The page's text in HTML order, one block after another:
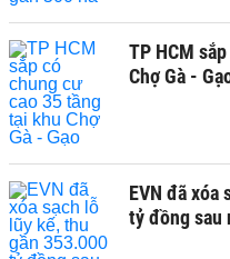
TP HCM
Chợ Gà -
EVN đã xóa
tỷ đồng sau